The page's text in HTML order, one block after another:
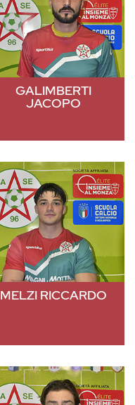
GALIMBERTI
JACOPO
MELZI RICCARDO